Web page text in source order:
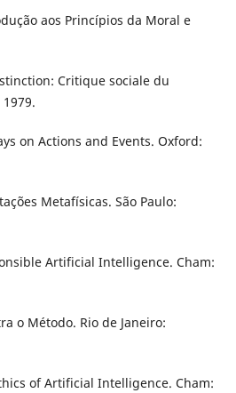
aos Princípios da Moral e
Critique sociale du
on Actions and Events. Oxford:
Metafísicas. São Paulo:
Artificial Intelligence. Cham:
o Método. Rio de Janeiro:
of Artificial Intelligence. Cham: